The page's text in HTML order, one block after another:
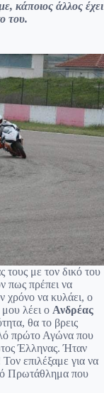
κάποιος άλλος έχει
του.
τους με τον δικό του
πως πρέπει να
χρόνο να κυλάει, ο
λέει ο Ανδρέας
θα το βρεις
πρώτο Αγώνα που
Έλληνας. Ήταν
επιλέξαμε για να
Πρωτάθλημα που